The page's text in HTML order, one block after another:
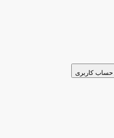
حساب کاربری